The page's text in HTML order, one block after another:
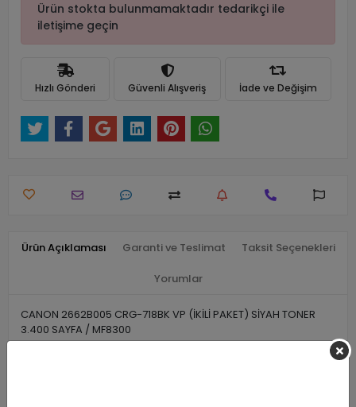
Ürün stokta bulunmamaktadır tedarikçi ile
iletişime geçin
Hızlı Gönderi Güvenli Alışveriş İade ve Değişim
Ürün Açıklaması Garanti ve Teslimat Taksit Seçenekleri
Yorumlar
CANON 2662B005 CRG-718BK VP (İKİLİ PAKET) SİYAH TONER
3.400 SAYFA / MF8300